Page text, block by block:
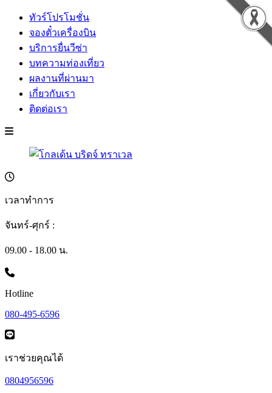
ทัวร์โปรโมชั่น
จองตั๋วเครื่องบิน
บริการยื่นวีซ่า
บทความท่องเที่ยว
ผลงานที่ผ่านมา
เกี่ยวกับเรา
ติดต่อเรา
เวลาทำการ
จันทร์-ศุกร์ :
09.00 - 18.00 น.
Hotline
080-495-6596
เราช่วยคุณได้
0804956596